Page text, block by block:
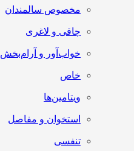
مخصوص سالمندان
چاقی و لاغری
خواب‌آور و آرام‌بخش
خاص
ویتامین‌ها
استخوان و مفاصل
تنفسی